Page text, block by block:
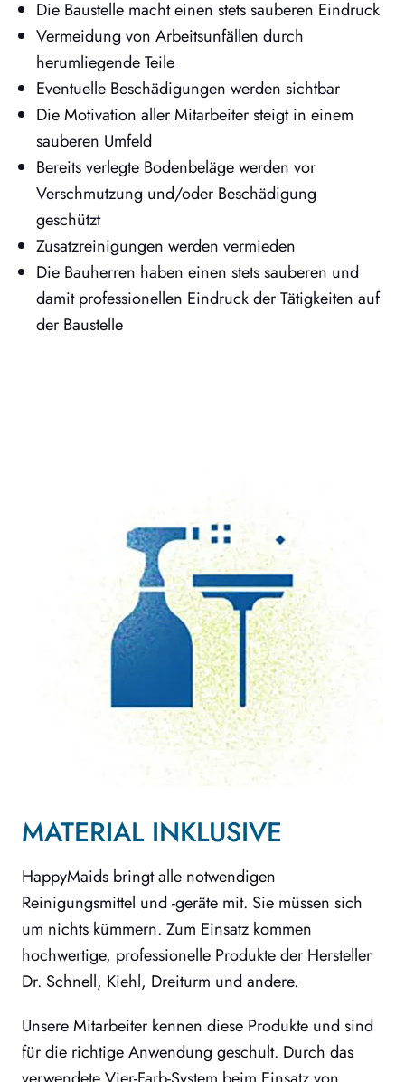
Die Baustelle macht einen stets sauberen Eindruck
Vermeidung von Arbeitsunfällen durch
herumliegende Teile
Eventuelle Beschädigungen werden sichtbar
Die Motivation aller Mitarbeiter steigt in einem
sauberen Umfeld
Bereits verlegte Bodenbeläge werden vor
Verschmutzung und/oder Beschädigung
geschützt
Zusatzreinigungen werden vermieden
Die Bauherren haben einen stets sauberen und
damit professionellen Eindruck der Tätigkeiten auf
der Baustelle
MATERIAL INKLUSIVE
HappyMaids bringt alle notwendigen
Reinigungsmittel und -geräte mit. Sie müssen sich
um nichts kümmern. Zum Einsatz kommen
hochwertige, professionelle Produkte der Hersteller
Dr. Schnell, Kiehl, Dreiturm und andere.
Unsere Mitarbeiter kennen diese Produkte und sind
für die richtige Anwendung geschult. Durch das